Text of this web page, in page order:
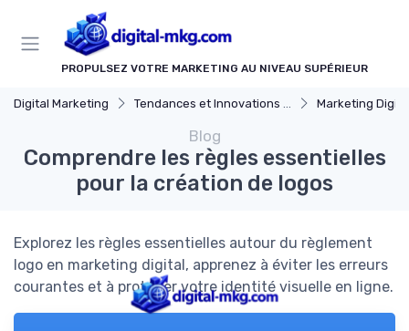
PROPULSEZ VOTRE MARKETING AU NIVEAU SUPÉRIEUR
Digital Marketing Tendances et Innovations marketing digital Marketing Digital et
Blog
Comprendre les règles essentielles
pour la création de logos
Explorez les règles essentielles autour du règlement
logo en marketing digital, apprenez à éviter les erreurs
courantes et à protéger votre identité visuelle en ligne.
Panneau de gestion des cookies